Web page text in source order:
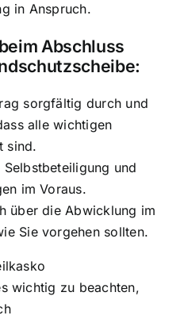
in Anspruch.
Abschluss
sorgfältig durch und
alle wichtigen
sind.
und
im Voraus.
über die Abwicklung im
Sie vorgehen sollten.
wichtig zu beachten,